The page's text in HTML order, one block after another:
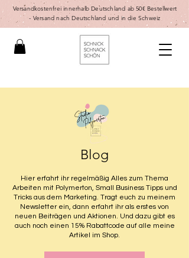
Versandkostenfrei innerhalb Deutschland ab 50€ Bestellwert
- Versand nach Deutschland und in die Schweiz
Blog
Hier erfahrt ihr regelmäßig Alles zum Thema
Arbeiten mit Polymerton, Small Business Tipps und
Tricks aus dem Marketing. Tragt euch zu meinem
Newsletter ein, dann erfahrt ihr als erstes von
neuen Beiträgen und Aktionen. Und dazu gibt es
auch noch einen 15% Rabattcode auf alle meine
Artikel im Shop.